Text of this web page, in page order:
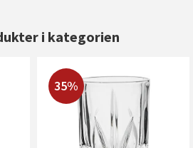
i kategorien
35%